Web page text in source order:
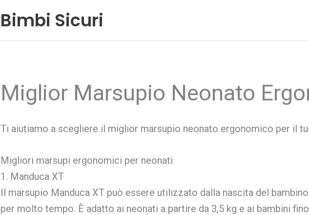
Bimbi Sicuri
Miglior Marsupio Neonato
Ti aiutiamo a scegliere il miglior marsupio neonato ergonomico per il
Migliori marsupi ergonomici per neonati
1. Manduca XT
Il marsupio Manduca XT può essere utilizzato dalla nascita del
per molto tempo. È adatto ai neonati a partire da 3,5 kg e ai bambini